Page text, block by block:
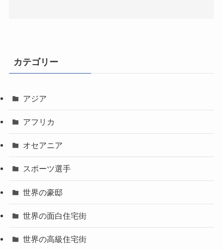
カテゴリー
アジア
アフリカ
オセアニア
スポーツ選手
世界の豪邸
世界の面白住宅街
世界の高級住宅街